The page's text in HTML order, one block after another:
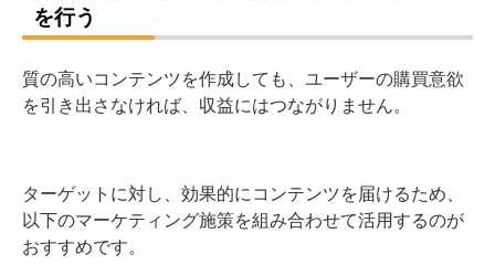
を行う
質の高いコンテンツを作成しても、ユーザーの購買意欲
を引き出さなければ、収益にはつながりません。
ターゲットに対し、 効果的にコンテンツを届けるため、
以下のマーケティング施策を組み合わせて活用するのが
おすすめです。